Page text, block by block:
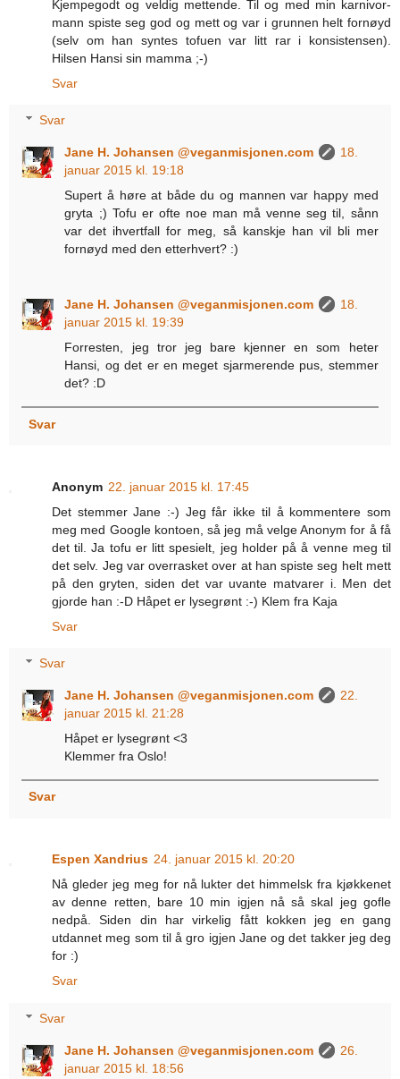
Kjempegodt og veldig mettende. Til og med min karnivor-
mann spiste seg god og mett og var i grunnen helt fornøyd
(selv om han syntes tofuen var litt rar i konsistensen).
Hilsen Hansi sin mamma ;-)
Svar
Svar
Jane H. Johansen @veganmisjonen.com
18.
januar 2015 kl. 19:18
Supert å høre at både du og mannen var happy med
gryta ;) Tofu er ofte noe man må venne seg til, sånn
var det ihvertfall for meg, så kanskje han vil bli mer
fornøyd med den etterhvert? :)
Jane H. Johansen @veganmisjonen.com
18.
januar 2015 kl. 19:39
Forresten, jeg tror jeg bare kjenner en som heter
Hansi, og det er en meget sjarmerende pus, stemmer
det? :D
Svar
Anonym 22. januar 2015 kl. 17:45
Det stemmer Jane :-) Jeg får ikke til å kommentere som
meg med Google kontoen, så jeg må velge Anonym for å få
det til. Ja tofu er litt spesielt, jeg holder på å venne meg til
det selv. Jeg var overrasket over at han spiste seg helt mett
på den gryten, siden det var uvante matvarer i. Men det
gjorde han :-D Håpet er lysegrønt :-) Klem fra Kaja
Svar
Svar
Jane H. Johansen @veganmisjonen.com
22.
januar 2015 kl. 21:28
Håpet er lysegrønt <3
Klemmer fra Oslo!
Svar
Espen Xandrius 24. januar 2015 kl. 20:20
Nå gleder jeg meg for nå lukter det himmelsk fra kjøkkenet
av denne retten, bare 10 min igjen nå så skal jeg gofle
nedpå. Siden din har virkelig fått kokken jeg en gang
utdannet meg som til å gro igjen Jane og det takker jeg deg
for :)
Svar
Svar
Jane H. Johansen @veganmisjonen.com
26.
januar 2015 kl. 18:56